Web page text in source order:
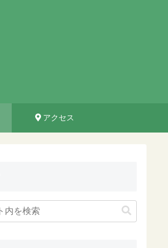
アクセス